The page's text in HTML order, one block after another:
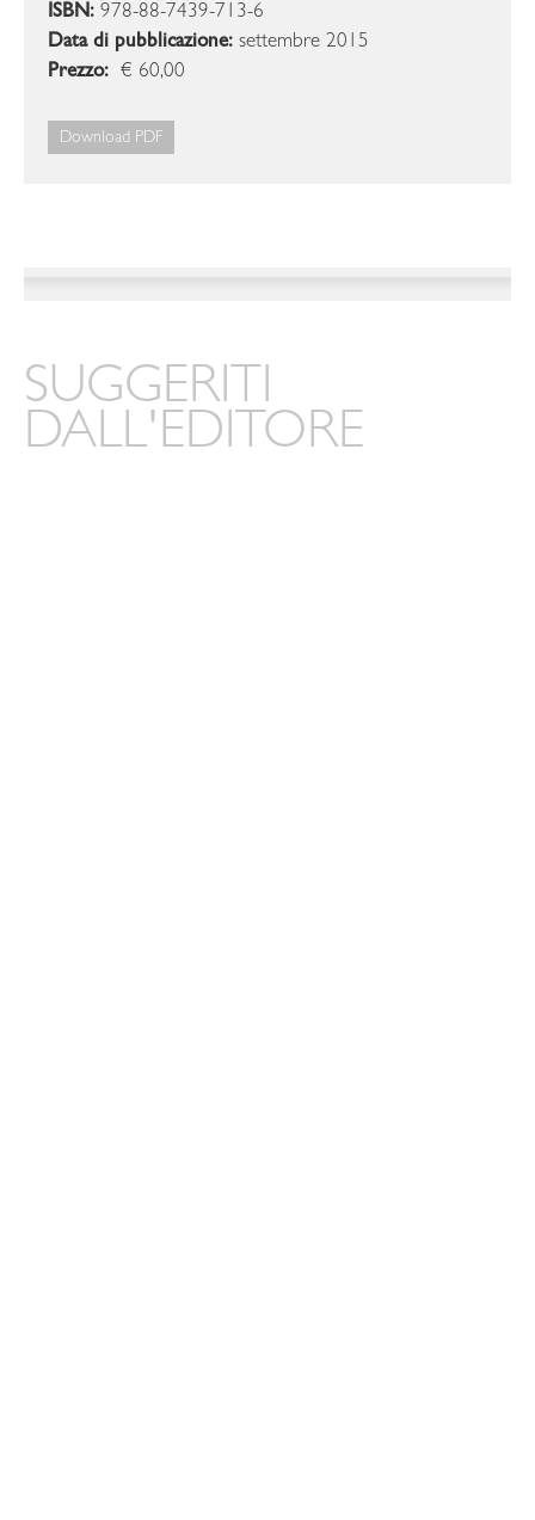
ISBN: 978-88-7439-713-6
Data di pubblicazione: settembre 2015
Prezzo: € 60,00
Download PDF
SUGGERITI
DALL'EDITORE